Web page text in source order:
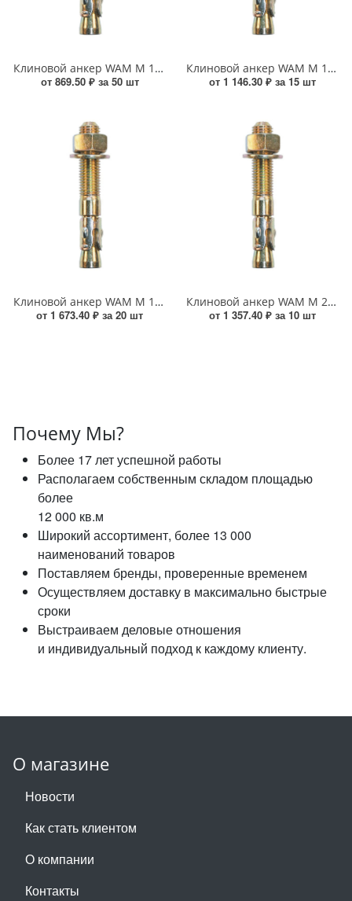
Клиновой анкер WAM М 10*80 УТ000015017
от 869.50 ₽ за 50 шт
Клиновой анкер WAM М 16*140 УТ000015025
от 1 146.30 ₽ за 15 шт
Клиновой анкер WAM М 16*180 УТ000015026
от 1 673.40 ₽ за 20 шт
Клиновой анкер WAM М 20*200 УТ000015031
от 1 357.40 ₽ за 10 шт
Почему Мы?
Более 17 лет успешной работы
Располагаем собственным складом площадью
более
12 000 кв.м
Широкий ассортимент, более 13 000
наименований товаров
Поставляем бренды, проверенные временем
Осуществляем доставку в максимально быстрые
сроки
Выстраиваем деловые отношения
и индивидуальный подход к каждому клиенту.
О магазине
Новости
Как стать клиентом
О компании
Контакты